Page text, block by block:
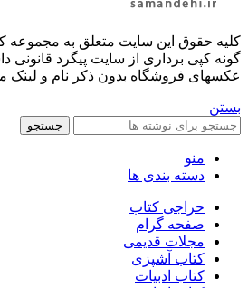
کليه حقوق اين سايت متعلق به مجموعه
گونه کپی برداری از سایت پیگرد قانونی
عکسهای فروشگاه بدون ذکر نام و لینک
بستن
جستجو
منو
دسته بندی ها
حراجی کتاب
صفحه گرام
مجلات قدیمی
کتاب آشپزی
کتاب ادبیات